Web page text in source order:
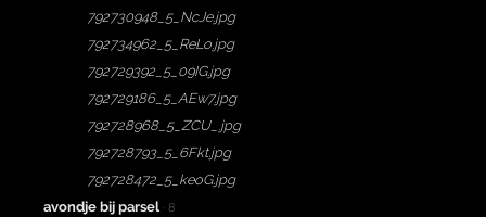
792730948_5_NcJe.jpg
792734962_5_ReLo.jpg
792729392_5_09IG.jpg
792729186_5_AEw7.jpg
792728968_5_ZCU_.jpg
792728793_5_6Fkt.jpg
792728472_5_keoG.jpg
avondje bij parsel
· 8